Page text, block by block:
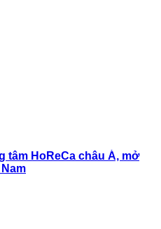
tâm HoReCa châu Á, mở